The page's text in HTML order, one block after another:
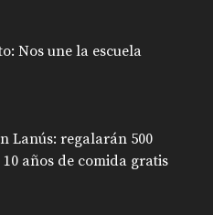
Nos une la escuela
Lanús: regalarán 500
años de comida gratis